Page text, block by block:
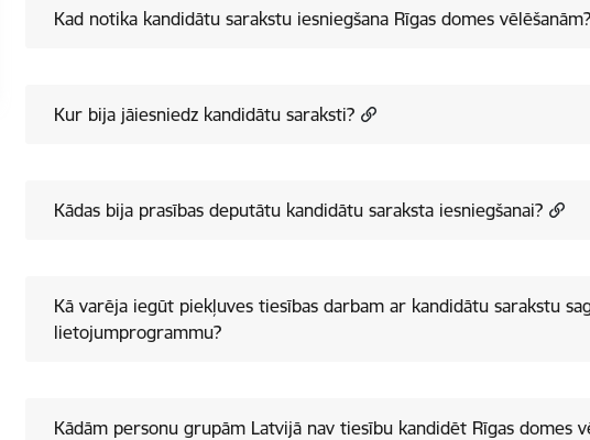
Kad notika kandidātu sarakstu iesniegšana Rīgas domes vēlēšanām?
Kur bija jāiesniedz kandidātu saraksti?
Kādas bija prasības deputātu kandidātu saraksta iesniegšanai?
Kā varēja iegūt piekļuves tiesības darbam ar kandidātu sarakstu
lietojumprogrammu?
Kādām personu grupām Latvijā nav tiesību kandidēt Rīgas domes